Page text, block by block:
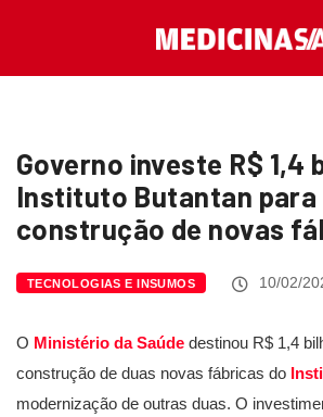
Governo investe R$ 1,4
Instituto Butantan para
construção de novas
TECNOLOGIAS E INSUMOS 10/02/
O Ministério da Saúde destinou R$ 1,4
construção de duas novas fábricas do
modernização de outras duas. O